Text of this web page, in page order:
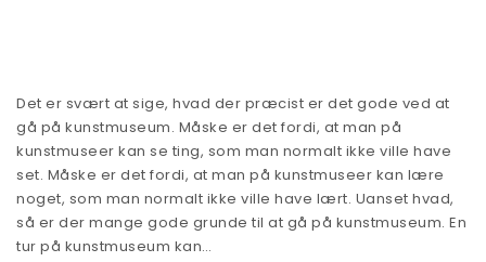
Det er svært at sige, hvad der præcist er det gode ved at
gå på kunstmuseum. Måske er det fordi, at man på
kunstmuseer kan se ting, som man normalt ikke ville have
set. Måske er det fordi, at man på kunstmuseer kan lære
noget, som man normalt ikke ville have lært. Uanset hvad,
så er der mange gode grunde til at gå på kunstmuseum. En
tur på kunstmuseum kan…